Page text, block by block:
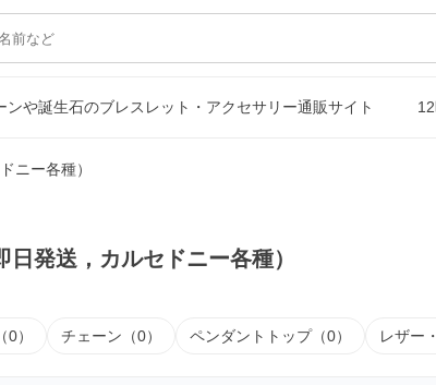
や誕生石のブレスレット・アクセサリー通販サイト
ニー各種）
日発送，カルセドニー各種）
0） チェーン（0） ペンダントトップ（0） レザー